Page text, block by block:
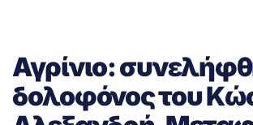
Αγρίνιο:
δολοφόνος του